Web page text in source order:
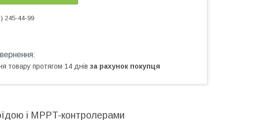
245-44-99
товару протягом 14 днів за рахунок покупця
і MPPT-контролерами